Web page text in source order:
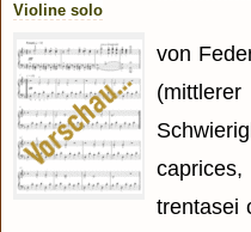
Violine solo
von
trentasei